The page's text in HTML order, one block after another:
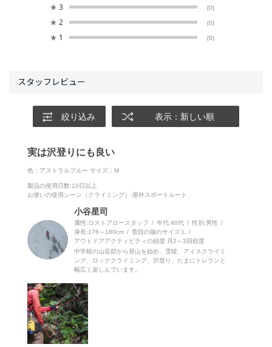
★ 3 (0)
★ 2 (0)
★ 1 (0)
絞り込み 表示：新しい順
実は沢登りにも良い
色：アストラルブルー サイズ：M
製品の使用日数:10日以上
お使いの使用シーン（クライミング） :屋外スポートルート
小谷星司
属性:ロストアロースタッフ 年代:40代 性別:男性
身長:176～180cm 普段の服のサイズ:L
アウトドアアクティビティの頻度: 月2～3回程度
中学校の山岳部から登山を始め、雪稜、アイスクライミ
ング、ロッククライミング、沢登り、たまにトレランと
幅広く楽しんでいます。